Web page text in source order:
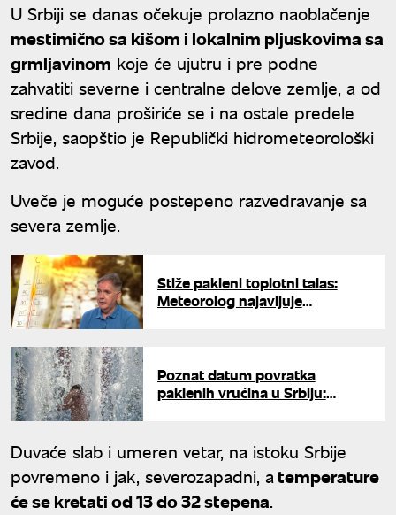
U Srbiji se danas očekuje prolazno naoblačenje
mestimično sa kišom i lokalnim pljuskovima sa
grmljavinom koje će ujutru i pre podne
zahvatiti severne i centralne delove zemlje, a od
sredine dana proširiće se i na ostale predele
Srbije, saopštio je Republički hidrometeorološki
zavod.
Uveče je moguće postepeno razvedravanje sa
severa zemlje.
Stiže pakleni toplotni talas:
Meteorolog najavljuje
Poznat datum povratka
paklenih vrućina u Srbiju:
Duvaće slab i umeren vetar, na istoku Srbije
povremeno i jak, severozapadni, atemperature
će se kretati od 13 do 32 stepena.